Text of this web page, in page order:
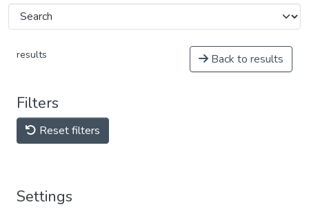
results Back to results
Filters
Reset filters
Settings